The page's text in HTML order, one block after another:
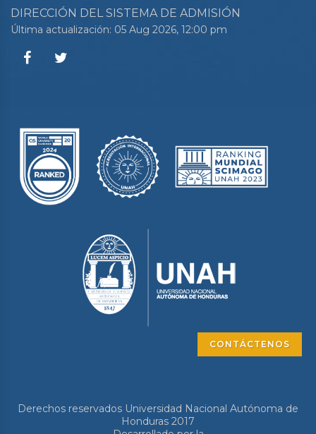
DIRECCIÓN DEL SISTEMA DE ADMISIÓN
Última actualización: 05 Aug 2026, 12:00 pm
CONTÁCTENOS
Derechos reservados Universidad Nacional Autónoma de
Honduras 2017